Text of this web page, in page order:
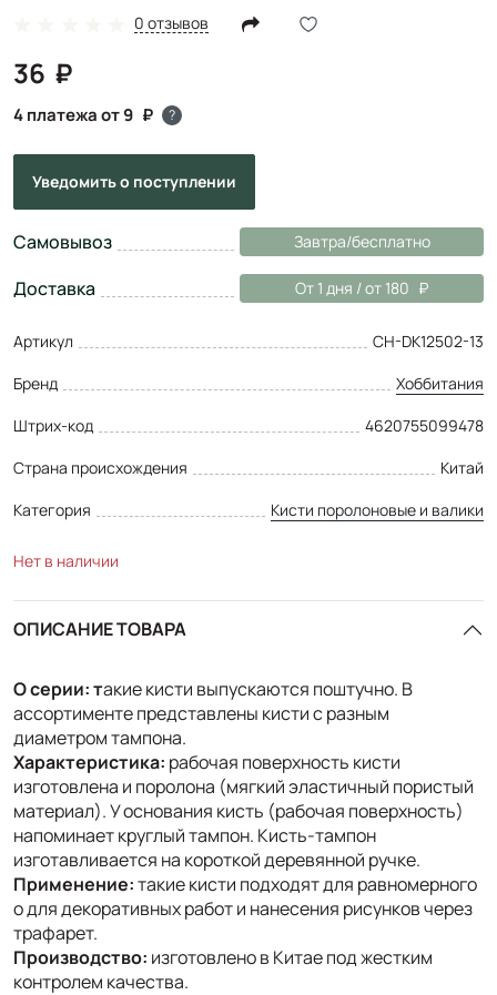
0 отзывов
36
4 платежа от 9 ?
Уведомитьо поступлении
Самовывоз Завтра/бесплатно
Доставка От 1 дня / от 180
Артикул
CH-DK12502-13
Бренд
Хоббитания
Штрих-код
4620755099478
Страна происхождения
Китай
Категория
Кисти поролоновые и валики
Нет в наличии
ОПИСАНИЕ ТОВАРА
О серии: такие кисти выпускаются поштучно. В
ассортименте представлены кисти с разным
диаметром тампона.
Характеристика: рабочая поверхность кисти
изготовлена и поролона (мягкий эластичный пористый
материал). У основания кисть (рабочая поверхность)
напоминает круглый тампон. Кисть-тампон
изготавливается на короткой деревянной ручке.
Применение:такие кисти подходят для равномерного
о для декоративных работ и нанесения рисунков через
трафарет.
Производство: изготовлено в Китае под жестким
контролем качества.